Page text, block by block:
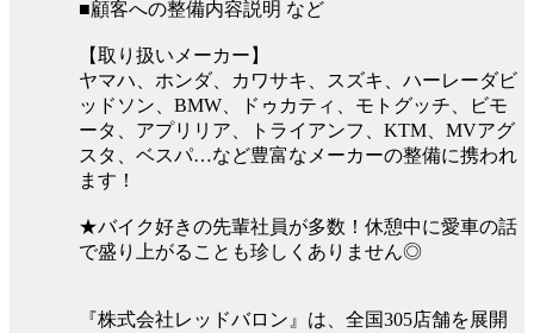
■顧客への整備内容説明 など
【取り扱いメーカー】
ヤマハ、ホンダ、カワサキ、スズキ、ハーレーダビ
ッドソン、BMW、ドゥカティ、モトグッチ、ビモ
ータ、アプリリア、トライアンフ、KTM、MVアグ
スタ、ベスパ…など豊富なメーカーの整備に携われ
ます！
★バイク好きの先輩社員が多数！休憩中に愛車の話
で盛り上がることも珍しくありません◎
『株式会社レッドバロン』は、全国305店舗を展開